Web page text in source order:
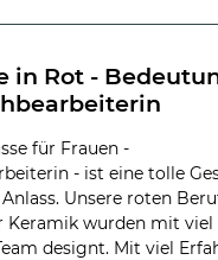
in Rot -
für Frauen -
- ist eine tolle
Unsere roten
Keramik wurden mit viel
designt. Mit viel